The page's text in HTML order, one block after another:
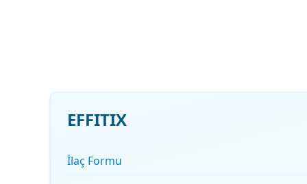
EFFITIX
İlaç Formu